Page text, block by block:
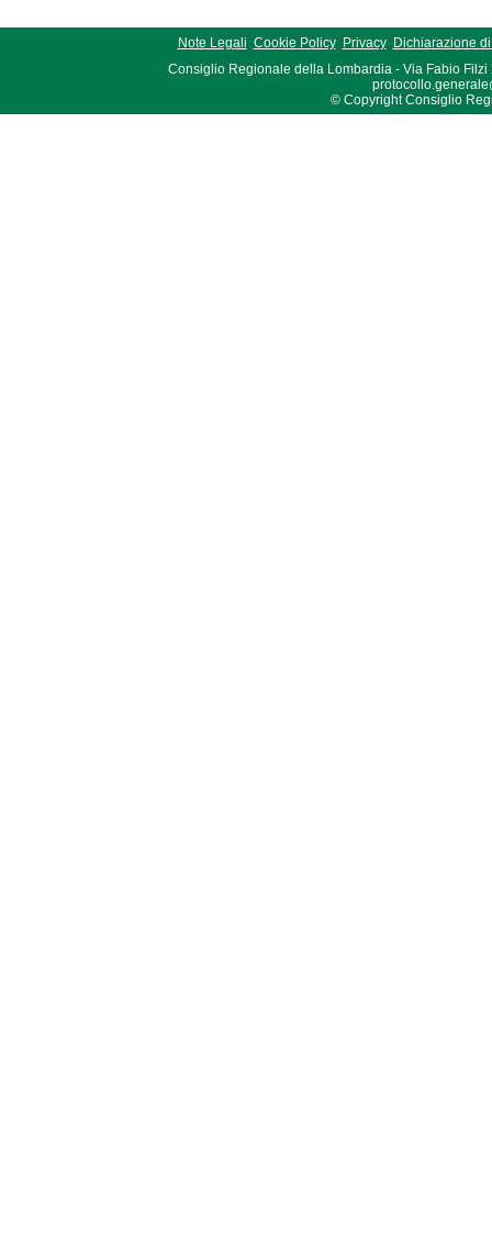
Note Legali Cookie Policy Privacy Dichiarazione
Consiglio Regionale della Lombardia - Via Fabio Filzi
© Copyright Consiglio